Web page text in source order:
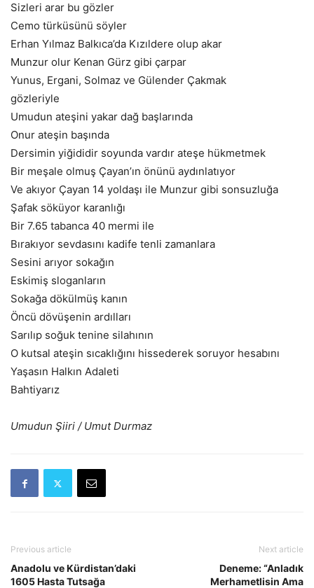
Sizleri arar bu gözler
Cemo türküsünü söyler
Erhan Yılmaz Balkıca’da Kızıldere olup akar
Munzur olur Kenan Gürz gibi çarpar
Yunus, Ergani, Solmaz ve Gülender Çakmak
gözleriyle
Umudun ateşini yakar dağ başlarında
Onur ateşin başında
Dersimin yiğididir soyunda vardır ateşe hükmetmek
Bir meşale olmuş Çayan’ın önünü aydınlatıyor
Ve akıyor Çayan 14 yoldaşı ile Munzur gibi sonsuzluğa
Şafak söküyor karanlığı
Bir 7.65 tabanca 40 mermi ile
Bırakıyor sevdasını kadife tenli zamanlara
Sesini arıyor sokağın
Eskimiş sloganların
Sokağa dökülmüş kanın
Öncü dövüşenin ardılları
Sarılıp soğuk tenine silahının
O kutsal ateşin sıcaklığını hissederek soruyor hesabını
Yaşasın Halkın Adaleti
Bahtiyarız
Umudun Şiiri / Umut Durmaz
Previous article
Anadolu ve Kürdistan’daki
1605 Hasta Tutsağa
Next article
Deneme: “Anladık
Merhametlisin Ama